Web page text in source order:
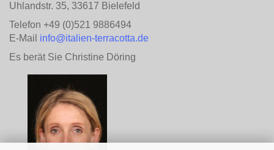
Uhlandstr. 35, 33617 Bielefeld
Telefon +49 (0)521 9886494
E-Mail info@italien-terracotta.de
Es berät Sie Christine Döring